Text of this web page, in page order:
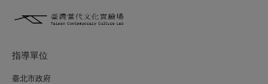
指導單位
臺北市政府